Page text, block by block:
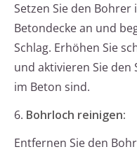
Setzen Sie den
Betondecke an und
Schlag. Erhöhen Sie
und aktivieren Sie den
im Beton sind.
6. Bohrloch reinigen:
Entfernen Sie den